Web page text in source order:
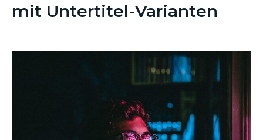
mit Untertitel-Varianten